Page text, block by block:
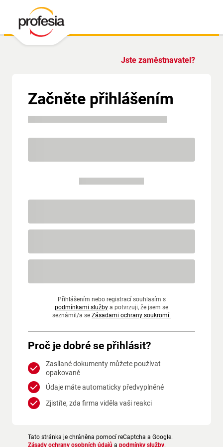
Jste zaměstnavatel?
Začněte přihlášením
Přihlášením nebo registrací souhlasím s
podmínkami služby a potvrzuji, že jsem se
seznámil/a se Zásadami ochrany soukromí.
Proč je dobré se přihlásit?
Zasílané dokumenty můžete používat
opakovaně
Údaje máte automaticky předvyplněné
Zjistíte, zda firma viděla vaši reakci
Tato stránka je chráněna pomocí reCaptcha a Google.
Zásady ochrany osobních údajů a podmínky služby.